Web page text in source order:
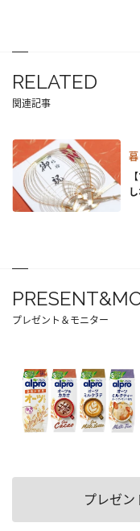
RELATED
関連記事
プレゼント＆モニター
プレゼン